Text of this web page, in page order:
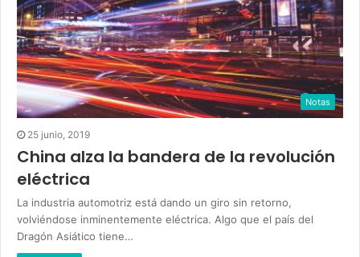
Notas
25 junio, 2019
China alza la bandera de la revolución
eléctrica
La industria automotriz está dando un giro sin retorno,
volviéndose inminentemente eléctrica. Algo que el país del
Dragón Asiático tiene…